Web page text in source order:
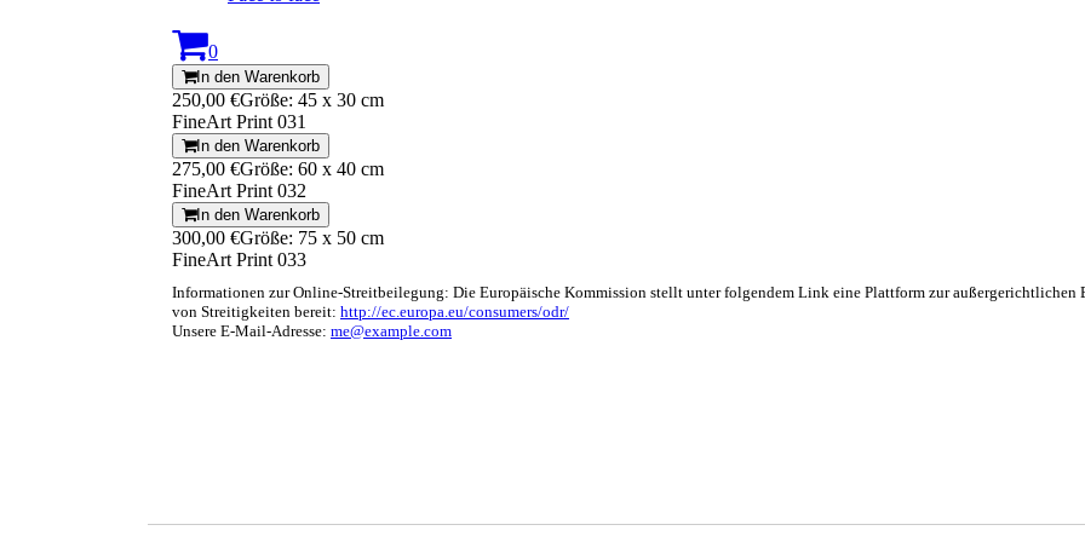
0
In den Warenkorb
250,00 €Größe: 45 x 30 cm
FineArt Print 031
In den Warenkorb
275,00 €Größe: 60 x 40 cm
FineArt Print 032
In den Warenkorb
300,00 €Größe: 75 x 50 cm
FineArt Print 033
Informationen zur Online-Streitbeilegung: Die Europäische Kommission stellt unter folgendem Link eine Plattform zur außergerichtlichen
von Streitigkeiten bereit: http://ec.europa.eu/consumers/odr/
Unsere E-Mail-Adresse: me@example.com